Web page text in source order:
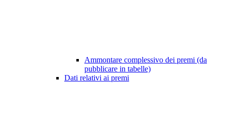
Ammontare complessivo dei premi (da
pubblicare in tabelle)
Dati relativi ai premi